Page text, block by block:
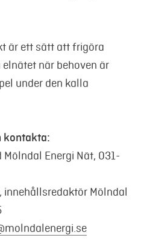
är ett sätt att frigöra
när behoven är
under den kalla
kontakta:
Energi Nät, 031-
innehållsredaktör Mölndal